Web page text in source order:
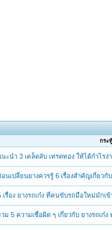
กระ
นะนำ 3 เคล็ดลับ เทรดทอง ให้ได้กำไร
อนเปลี่ยนยางควรรู้ 6 เรื่องสำคัญเกี่ยว
เรื่อง ยางรถเก๋ง ที่คนขับรถมือใหม่มักเข้
วม 5 ความเชื่อผิด ๆ เกี่ยวกับ ยางรถเก๋